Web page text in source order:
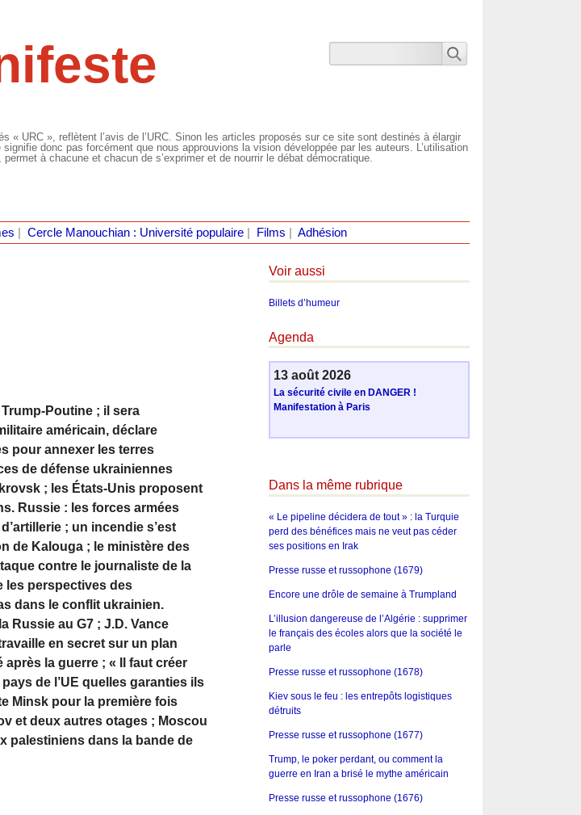
« URC », reflètent l’avis de l’URC. Sinon les articles proposés sur ce site sont destinés à élargir
donc pas forcément que nous approuvions la vision développée par les auteurs. L’utilisation
à chacune et chacun de s’exprimer et de nourrir le débat démocratique.
Cercle Manouchian : Université populaire| Films Adhésion
Poutine ; il sera
américain, déclare
pour annexer les terres
de défense ukrainiennes
; les États-Unis proposent
Russie : les forces armées
; un incendie s’est
de Kalouga ; le ministère des
contre le journaliste de la
les perspectives des
dans le conflit ukrainien.
Russie au G7 ; J.D. Vance
en secret sur un plan
la guerre ; « Il faut créer
de l’UE quelles garanties ils
Minsk pour la première fois
et deux autres otages ; Moscou
palestiniens dans la bande de
Voir aussi
Billets d’humeur
Agenda
13 août 2026
La sécurité civile en DANGER !
Manifestation à Paris
Dans la même rubrique
« Le pipeline décidera de tout » : la Turquie
perd des bénéfices mais ne veut pas céder
ses positions en Irak
Presse russe et russophone (1679)
Encore une drôle de semaine à Trumpland
L’illusion dangereuse de l’Algérie : supprimer
le français des écoles alors que la société le
parle
Presse russe et russophone (1678)
Kiev sous le feu : les entrepôts logistiques
détruits
Presse russe et russophone (1677)
Trump, le poker perdant, ou comment la
guerre en Iran a brisé le mythe américain
Presse russe et russophone (1676)